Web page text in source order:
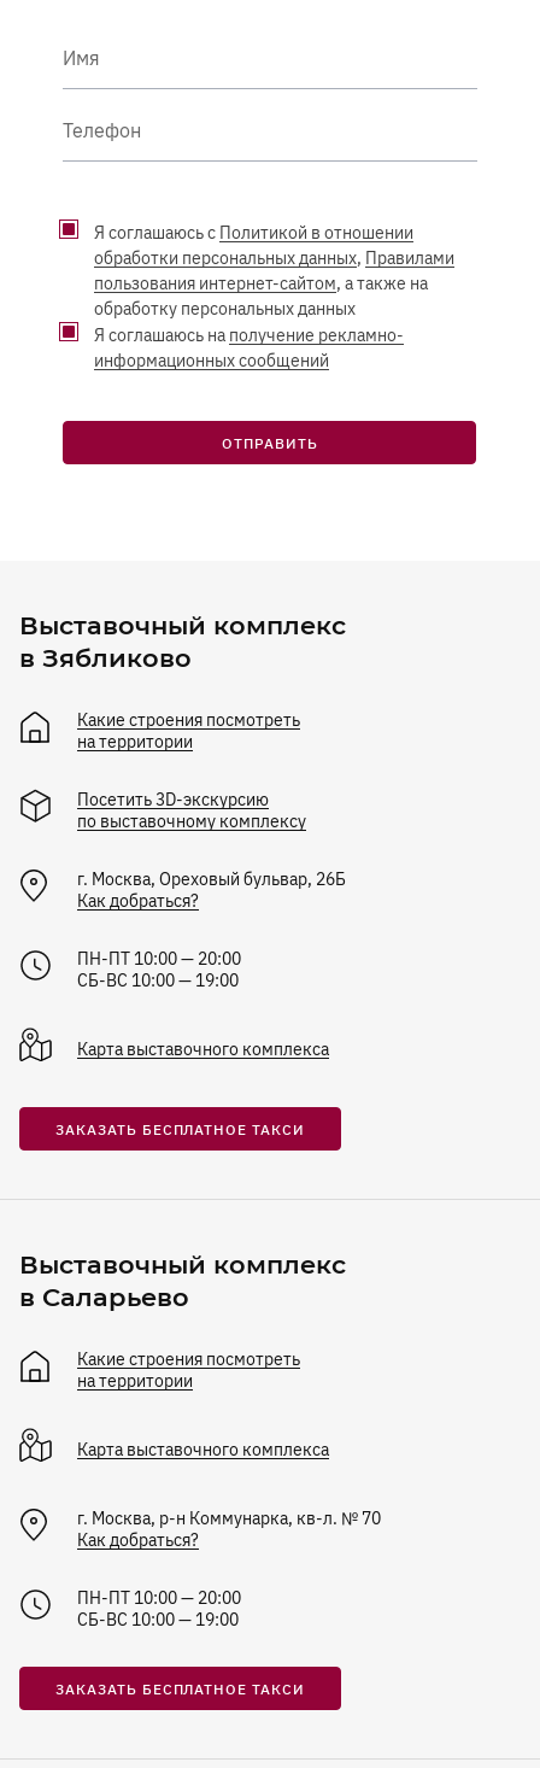
Имя
Телефон
Я соглашаюсь с Политикой в отношении
обработки персональных данных, Правилами
пользования интернет-сайтом, а также на
обработку персональных данных
Я соглашаюсь на получение рекламно-
информационных сообщений
ОТПРАВИТЬ
Выставочный комплекс
в Зябликово
Какие строения посмотреть
на территории
Посетить 3D-экскурсию
по выставочному комплексу
г. Москва, Ореховый бульвар, 26Б
Как добраться?
ПН-ПТ 10:00 — 20:00
СБ-ВС 10:00 — 19:00
Карта выставочного комплекса
ЗАКАЗАТЬ БЕСПЛАТНОЕ ТАКСИ
Выставочный комплекс
в Саларьево
Какие строения посмотреть
на территории
Карта выставочного комплекса
г. Москва, р-н Коммунарка, кв-л. № 70
Как добраться?
ПН-ПТ 10:00 — 20:00
СБ-ВС 10:00 — 19:00
ЗАКАЗАТЬ БЕСПЛАТНОЕ ТАКСИ